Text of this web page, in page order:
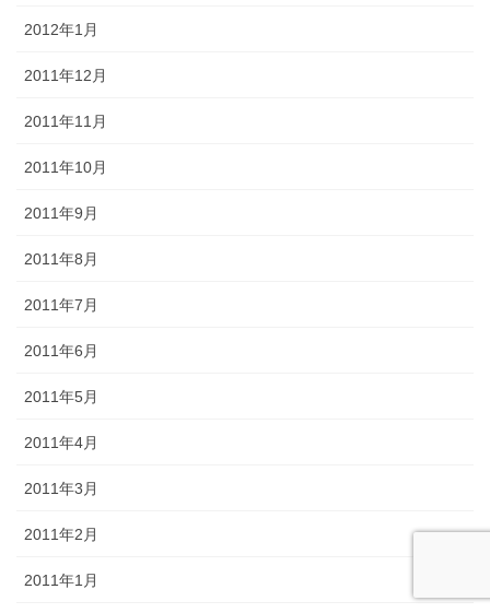
2012年1月
2011年12月
2011年11月
2011年10月
2011年9月
2011年8月
2011年7月
2011年6月
2011年5月
2011年4月
2011年3月
2011年2月
2011年1月